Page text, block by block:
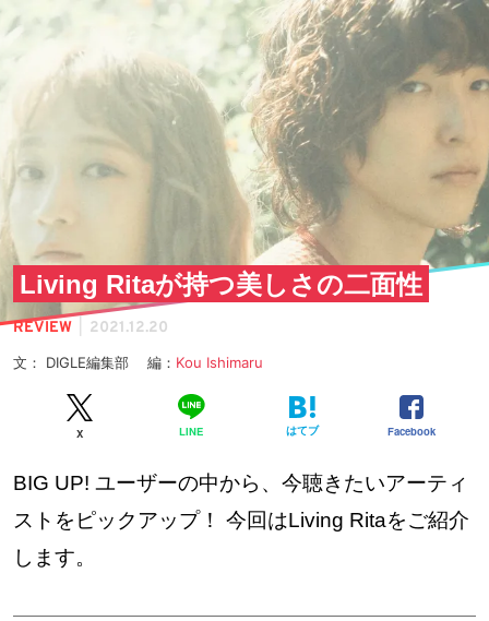
Living Ritaが持つ美しさの二面性
REVIEW 2021.12.20
文： DIGLE編集部 編： Kou Ishimaru
X LINE はてブ Facebook
BIG UP! ユーザーの中から、今聴きたいアーティ
ストをピックアップ！ 今回はLiving Ritaをご紹介
します。